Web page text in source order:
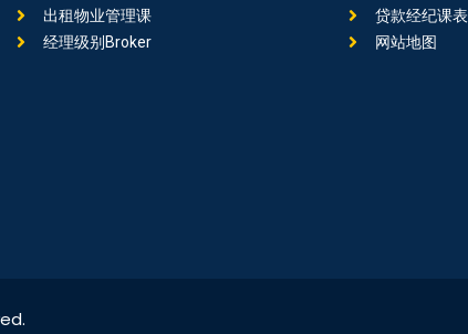
出租物业管理课
经理级别Broker
贷款经纪课表
网站地图